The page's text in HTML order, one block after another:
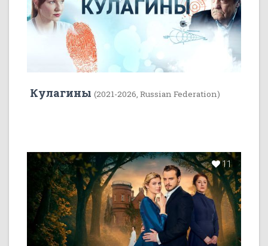
Кулагины (2021-2026, Russian Federation)
11